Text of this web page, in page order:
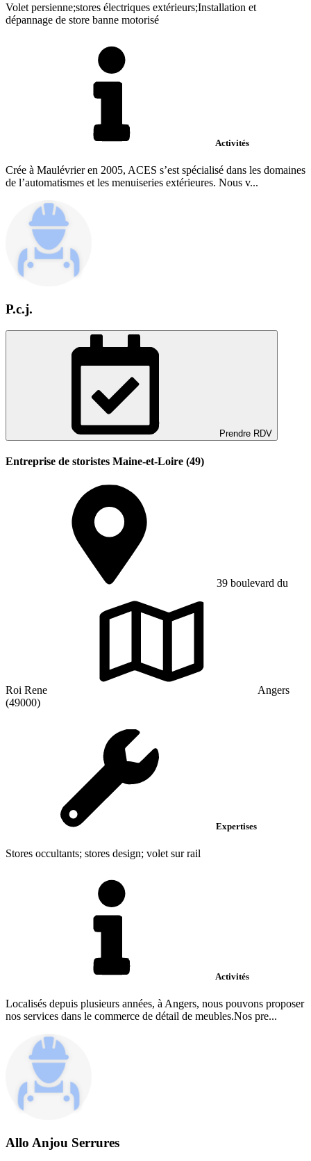
Volet persienne;stores électriques extérieurs;Installation et
dépannage de store banne motorisé
Activités
Crée à Maulévrier en 2005, ACES s’est spécialisé dans les domaines
de l’automatismes et les menuiseries extérieures. Nous v...
P.c.j.
Prendre RDV
Entreprise de storistes Maine-et-Loire (49)
39 boulevard du
Roi Rene
Angers
(49000)
Expertises
Stores occultants; stores design; volet sur rail
Activités
Localisés depuis plusieurs années, à Angers, nous pouvons proposer
nos services dans le commerce de détail de meubles.Nos pre...
Allo Anjou Serrures